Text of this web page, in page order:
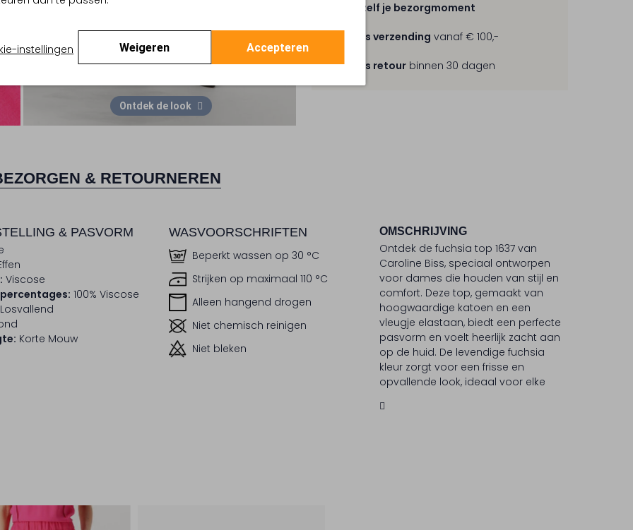
instellingen Weigeren Accepteren
Ontdek de look
Kies zelf je bezorgmoment
Gratis verzending vanaf € 100,-
Gratis retour binnen 30 dagen
& RETOURNEREN
& PASVORM
Viscose
100% Viscose
Losvallend
Korte Mouw
WASVOORSCHRIFTEN
Beperkt wassen op 30 °C
Strijken op maximaal 110 °C
Alleen hangend drogen
Niet chemisch reinigen
Niet bleken
OMSCHRIJVING
Ontdek de fuchsia top 1637 van
Caroline Biss, speciaal ontworpen
voor dames die houden van stijl en
comfort. Deze top, gemaakt van
hoogwaardige katoen en een
vleugje elastaan, biedt een perfecte
pasvorm en voelt heerlijk zacht aan
op de huid. De levendige fuchsia
kleur zorgt voor een frisse en
opvallende look, ideaal voor elke
bekend om haar elegante en tijdloze